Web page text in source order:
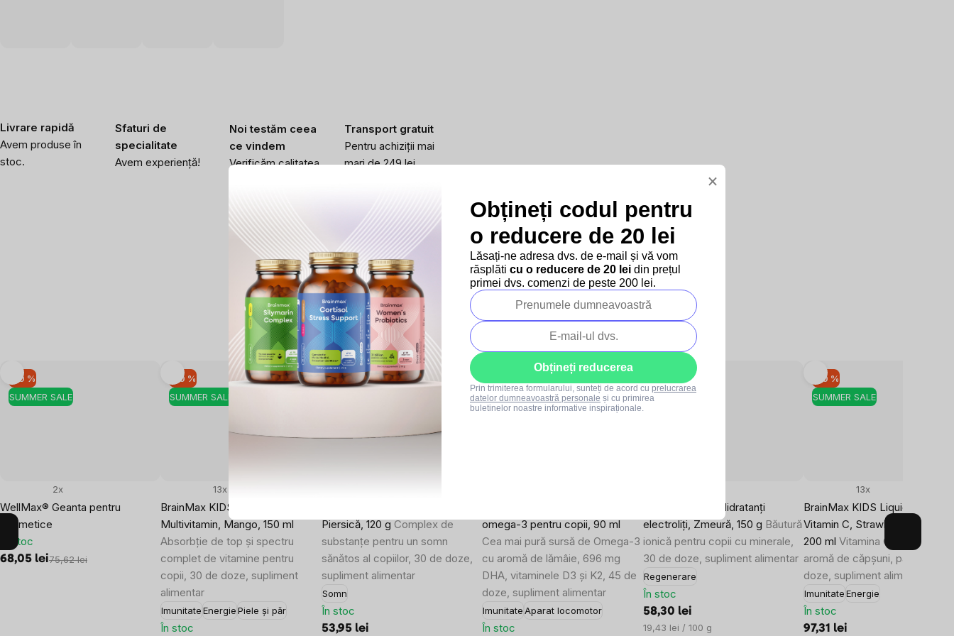
Livrare rapidă
Avem produse în
stoc.
Sfaturi de
specialitate
Avem experiență!
Noi testăm ceea
ce vindem
Verificăm calitatea
Transport gratuit
Pentru achiziții mai
mari de 249 lei.
Produse asociate
SUMMER SALE
–10 %
WellMax® Geanta pentru
cosmetice
2x
În stoc
68,05 lei75,62 lei
SUMMER SALE
–10 %
BrainMax KIDS Liquid Liposomal
Multivitamin, Mango, 150 ml
Absorbție de top și spectru
complet de vitamine pentru
copii, 30 de doze, supliment
alimentar
Imunitate Energie Piele și păr
13x
În stoc
SUMMER SALE
Piersică, 120 g Complex de
substanțe pentru un somn
sănătos al copiilor, 30 de doze,
supliment alimentar
Somn
În stoc
53,95 lei
SUMMER SALE
omega-3 pentru copii, 90 ml
Cea mai pură sursă de Omega-3
cu aromă de lămâie, 696 mg
DHA, vitaminele D3 și K2, 45 de
doze, supliment alimentar
ImunitateAparat locomotor
În stoc
SUMMER SALE
BrainMax KIDS Hidratanți
electroliți, Zmeură, 150 g Băutură
ionică pentru copii cu minerale,
30 de doze, supliment alimentar
Regenerare
În stoc
58,30 lei
Evaluare
19,43 lei / 100 g
SUMMER SALE
–10 %
BrainMax KIDS Liquid
Vitamin C, Strawberry, 500 mg,
200 ml Vitamina C lipozomală
aromă de căpșuni, până la 80
doze, supliment alimentar
ImunitateEnergie
13x
În stoc
97,31 lei
×
Obțineți codul pentru
o reducere de 20 lei
Lăsați-ne adresa dvs. de e-mail și vă vom
răsplăti cu o reducere de 20 lei din prețul
primei dvs. comenzi de peste 200 lei.
Obțineți reducerea
Prin trimiterea formularului, sunteți de acord cu prelucrarea
datelor dumneavoastră personale și cu primirea
buletinelor noastre informative inspiraționale.